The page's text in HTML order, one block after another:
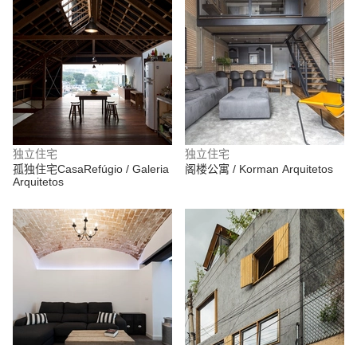
独立住宅
孤独住宅CasaRefúgio / Galeria
Arquitetos
独立住宅
阁楼公寓 / Korman Arquitetos